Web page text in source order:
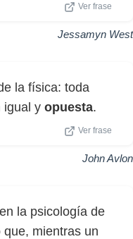
Ver frase
Jessamyn West
la física: toda
igual y opuesta.
Ver frase
John Avlon
la psicología de
que, mientras un